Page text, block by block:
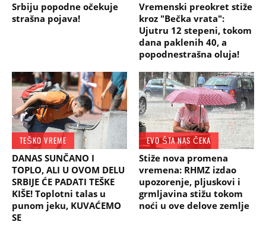
Srbiju popodne očekuje
strašna pojava!
Vremenski preokret stiže
kroz "Bečka vrata":
Ujutru 12 stepeni, tokom
dana paklenih 40, a
popodnestrašna oluja!
TEŠKO VREME
DANAS SUNČANO I
TOPLO, ALI U OVOM DELU
SRBIJE ĆE PADATI TEŠKE
KIŠE! Toplotni talas u
punom jeku, KUVAĆEMO
SE
EVO ŠTA NAS ČEKA
Stiže nova promena
vremena: RHMZ izdao
upozorenje, pljuskovi i
grmljavina stižu tokom
noći u ove delove zemlje